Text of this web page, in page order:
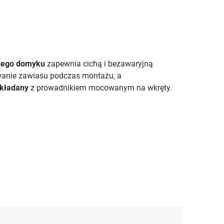
domyku zapewnia cichą i bezawaryjną
zawiasu podczas montażu, a
z prowadnikiem mocowanym na wkręty.